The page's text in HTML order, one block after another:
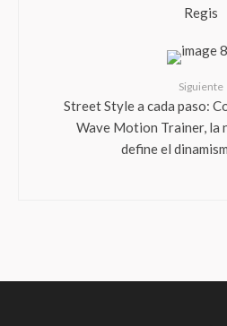
Regis
Siguiente
Street Style a cada paso:
Wave Motion Trainer, la
define el